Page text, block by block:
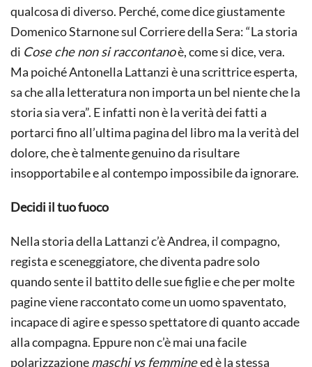
qualcosa di diverso. Perché, come dice giustamente
Domenico Starnone sul Corriere della Sera: “La storia
di Cose che non si raccontanoè, come si dice, vera.
Ma poiché Antonella Lattanzi è una scrittrice esperta,
sa che alla letteratura non importa un bel niente che la
storia sia vera”. E infatti non è la verità dei fatti a
portarci fino all’ultima pagina del libro ma la verità del
dolore, che è talmente genuino da risultare
insopportabile e al contempo impossibile da ignorare.
Decidi il tuo fuoco
Nella storia della Lattanzi c’è Andrea, il compagno,
regista e sceneggiatore, che diventa padre solo
quando sente il battito delle sue figlie e che per molte
pagine viene raccontato come un uomo spaventato,
incapace di agire e spesso spettatore di quanto accade
alla compagna. Eppure non c’è mai una facile
polarizzazionemaschi vs femmineed è la stessa